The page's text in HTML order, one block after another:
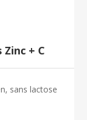
+ C
sans lactose